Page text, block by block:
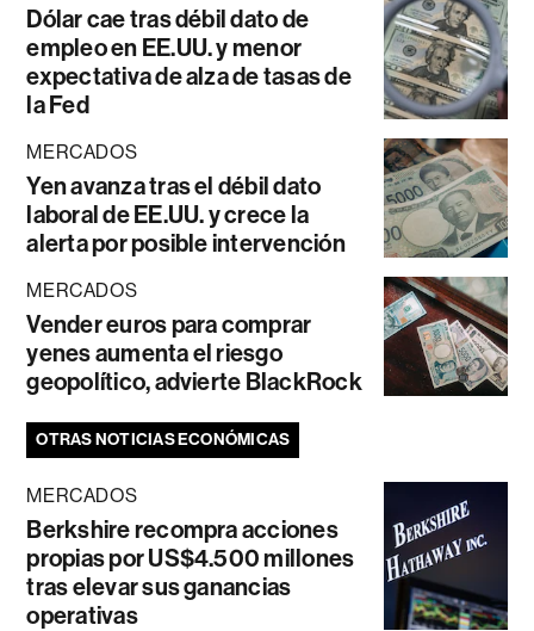
Dólar cae tras débil dato de
empleo en EE.UU. y menor
expectativa de alza de tasas de
la Fed
MERCADOS
Yen avanza tras el débil dato
laboral de EE.UU. y crece la
alerta por posible intervención
MERCADOS
Vender euros para comprar
yenes aumenta el riesgo
geopolítico, advierte BlackRock
OTRAS NOTICIAS ECONÓMICAS
MERCADOS
Berkshire recompra acciones
propias por US$4.500 millones
tras elevar sus ganancias
operativas